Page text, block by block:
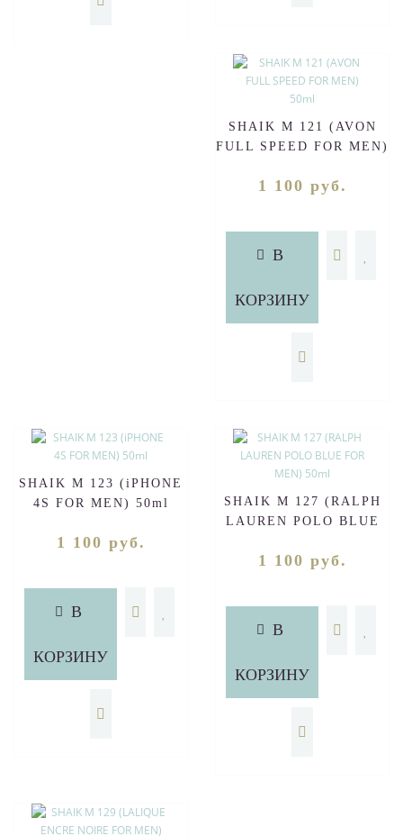
SHAIK M 121 (AVON
FULL SPEED FOR MEN)
1 100 руб.
В
КОРЗИНУ
SHAIK M 123 (iPHONE
4S FOR MEN) 50ml
1 100 руб.
В
КОРЗИНУ
SHAIK M 127 (RALPH
LAUREN POLO BLUE
1 100 руб.
В
КОРЗИНУ